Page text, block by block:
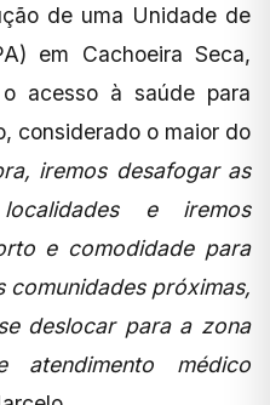
de uma Unidade de
em Cachoeira Seca,
acesso à saúde para
considerado o maior do
iremos desafogar as
e iremos
e comodidade para
comunidades próximas,
deslocar para a zona
médico